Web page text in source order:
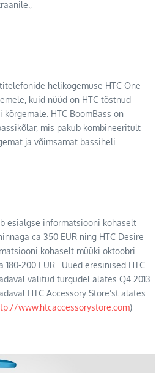
helikogemuse HTC One
kuid nüüd on HTC tõstnud
kõrgemale. HTC BoomBass on
mis pakub kombineeritult
ja võimsamat bassiheli.
esialgse informatsiooni kohaselt
ca 350 EUR ning HTC Desire
kohaselt müüki oktoobri
200 EUR. Uued eresinised HTC
valitud turgudel alates Q4 2013
HTC Accessory Store’st alates
www.htcaccessorystore. com)